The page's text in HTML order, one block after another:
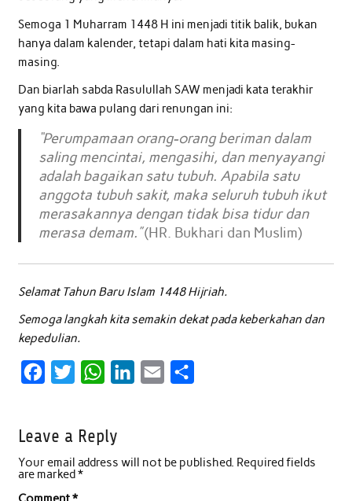
Semoga 1 Muharram 1448 H ini menjadi titik balik, bukan
hanya dalam kalender, tetapi dalam hati kita masing-
masing.
Dan biarlah sabda Rasulullah SAW menjadi kata terakhir
yang kita bawa pulang dari renungan ini:
“Perumpamaan orang-orang beriman dalam
saling mencintai, mengasihi, dan menyayangi
adalah bagaikan satu tubuh. Apabila satu
anggota tubuh sakit, maka seluruh tubuh ikut
merasakannya dengan tidak bisa tidur dan
merasa demam.”(HR. Bukhari dan Muslim)
Selamat Tahun Baru Islam 1448 Hijriah.
Semoga langkah kita semakin dekat pada keberkahan dan
kepedulian.
e
b
t
e
W
t
s
e
l
e
Leave a Reply
Your email address will not be published. Required fields
are marked *